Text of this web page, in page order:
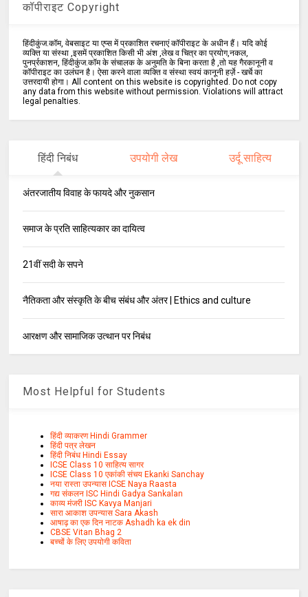
कॉपीराइट Copyright
हिंदीकुंज.कॉम, वेबसाइट या एप्स में प्रकाशित रचनाएं कॉपीराइट के अधीन हैं। यदि कोई
व्यक्ति या संस्था ,इसमें प्रकाशित किसी भी अंश ,लेख व चित्र का प्रयोग,नकल,
पुनर्प्रकाशन, हिंदीकुंज.कॉम के संचालक के अनुमति के बिना करता है ,तो यह गैरकानूनी व
कॉपीराइट का उलंघन है। ऐसा करने वाला व्यक्ति व संस्था स्वयं कानूनी हर्ज़े - खर्चे का
उत्तरदायी होगा। All content on this website is copyrighted. Do not copy
any data from this website without permission. Violations will attract
legal penalties.
हिंदी निबंध उपयोगी लेख उर्दू साहित्य
अंतरजातीय विवाह के फायदे और नुकसान
समाज के प्रति साहित्यकार का दायित्व
21वीं सदी के सपने
नैतिकता और संस्कृति के बीच संबंध और अंतर | Ethics and culture
आरक्षण और सामाजिक उत्थान पर निबंध
Most Helpful for Students
हिंदी व्याकरण Hindi Grammer
हिंदी पत्र लेखन
हिंदी निबंध Hindi Essay
ICSE Class 10 साहित्य सागर
ICSE Class 10 एकांकी संचय Ekanki Sanchay
नया रास्ता उपन्यास ICSE Naya Raasta
गद्य संकलन ISC Hindi Gadya Sankalan
काव्य मंजरी ISC Kavya Manjari
सारा आकाश उपन्यास Sara Akash
आषाढ़ का एक दिन नाटक Ashadh ka ek din
CBSE Vitan Bhag 2
बच्चों के लिए उपयोगी कविता